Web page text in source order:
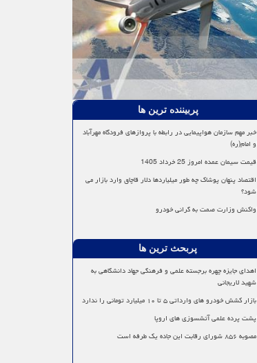
پربیننده ترین ها
خبر مهم سازمان هواپیمایی در رابطه با پروازهای فرودگاه مهرآباد
و امام(ره)
قیمت سیمان عمده امروز 25 خرداد 1405
اقتصاد پنهان پوشاک چه طور میلیاردها دلار قاچاق وارد بازار می
شود؟
واکنش وزارت صمت به گرانی خودرو
پربحث ترین ها
اهدای جایزه چهره برجسته علمی و فرهنگی جهاد دانشگاهی به
شهید لاریجانی
بازار کشش خودرو های وارداتی ۵ تا ۱۰ میلیارد تومانی را ندارد
پشت پرده علمی آتشسوزی های اروپا
مصوبه ۸۵۶ شورای رقابت این جاده یک طرفه است